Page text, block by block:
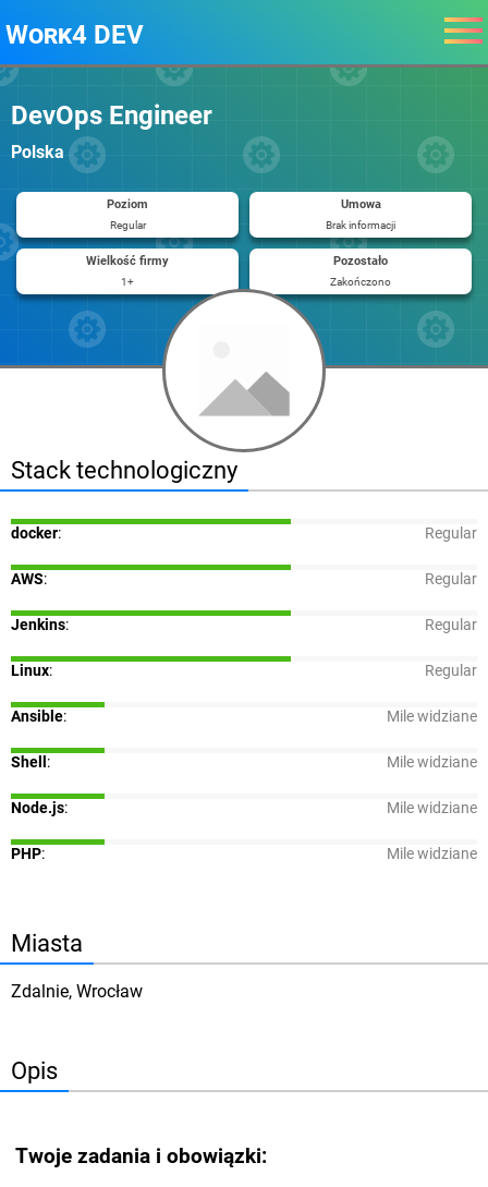
Work4 DEV
DevOps Engineer
Polska
Poziom
Regular
Umowa
Brak informacji
Wielkość firmy
1+
Pozostało
Zakończono
Stack technologiczny
docker: Regular
AWS: Regular
Jenkins: Regular
Linux: Regular
Ansible: Mile widziane
Shell : Mile widziane
Node.js: Mile widziane
PHP: Mile widziane
Miasta
Zdalnie, Wrocław
Opis
Twoje zadania i obowiązki: